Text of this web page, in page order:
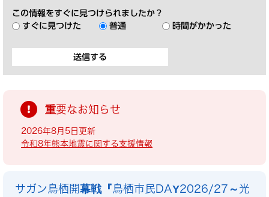
この情報をすぐに見つけられましたか？
すぐに見つけた
普通 時間がかかった
重要なお知らせ
2026年8月5日更新
令和8年熊本地震に関する支援情報
サガン鳥栖開幕戦『鳥栖市民DAY2026/27～光